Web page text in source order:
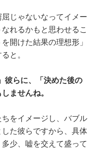
じゃないなってイメー
れるかもと思わせるこ
開けた結果の理想形」
と。
らに、「決めた後の
ませんね。
をイメージし、バブル
た彼らですから、具体
少、嘘を交えて盛って